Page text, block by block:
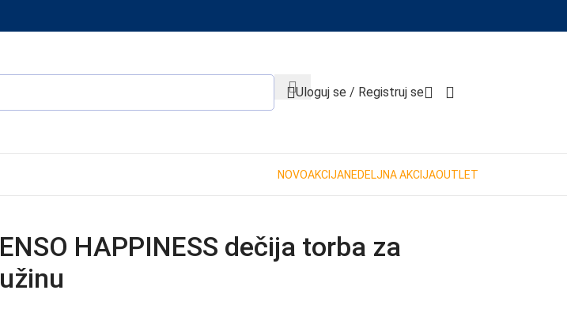
When autocomplete results are available use up and
Uloguj se / Registruj se
NOVOAKCIJANEDELJNA AKCIJAOUTLET
ENSO HAPPINESS dečija torba za
užinu